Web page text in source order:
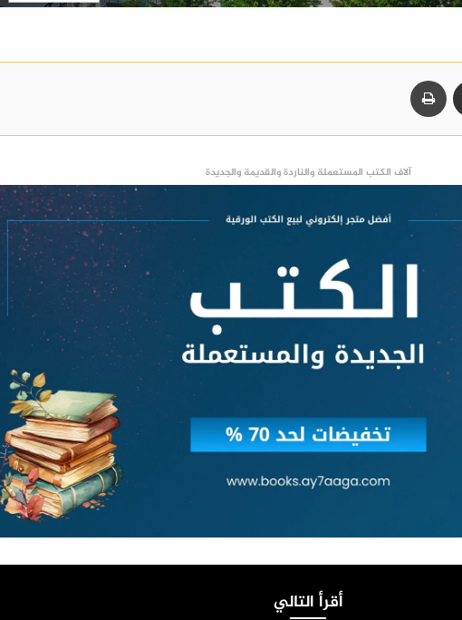
آلاف الكتب المستعملة والناردة والقديمة والجديدة
أقرأ التالي